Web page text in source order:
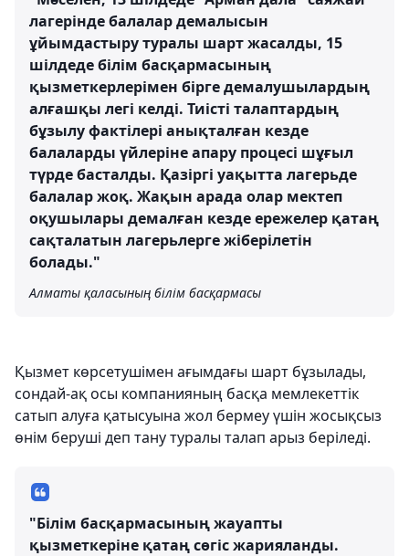
лагерінде балалар демалысын
ұйымдастыру туралы шарт жасалды, 15
шілдеде білім басқармасының
қызметкерлерімен бірге демалушылардың
алғашқы легі келді. Тиісті талаптардың
бұзылу фактілері анықталған кезде
балаларды үйлеріне апару процесі шұғыл
түрде басталды. Қазіргі уақытта лагерьде
балалар жоқ. Жақын арада олар мектеп
оқушылары демалған кезде ережелер қатаң
сақталатын лагерьлерге жіберілетін
болады."
Алматы қаласының білім басқармасы
Қызмет көрсетушімен ағымдағы шарт бұзылады,
сондай-ақ осы компанияның басқа мемлекеттік
сатып алуға қатысуына жол бермеу үшін жосықсыз
өнім беруші деп тану туралы талап арыз беріледі.
"Білім басқармасының жауапты
қызметкеріне қатаң сөгіс жарияланды.